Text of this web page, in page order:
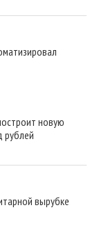
новую
рублей
вырубке